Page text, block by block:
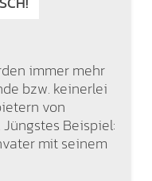
immer mehr
bzw. keinerlei
von
Beispiel:
mit seinem